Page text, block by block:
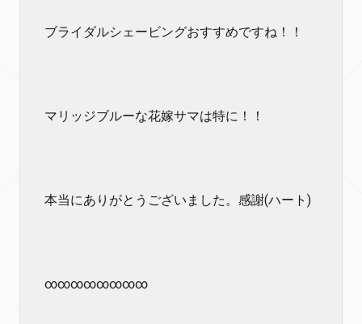
ブライダルシェービングおすすめですね！！
マリッジブルーな花嫁サマは特に！！
本当にありがとうございました。感謝(ハート)
∞∞∞∞∞∞∞∞